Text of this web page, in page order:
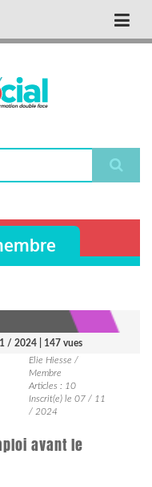
/ 2024 | 147 vues
Elie Hiesse /
Membre
Articles : 10
Inscrit(e) le 07 / 11
/ 2024
avant le